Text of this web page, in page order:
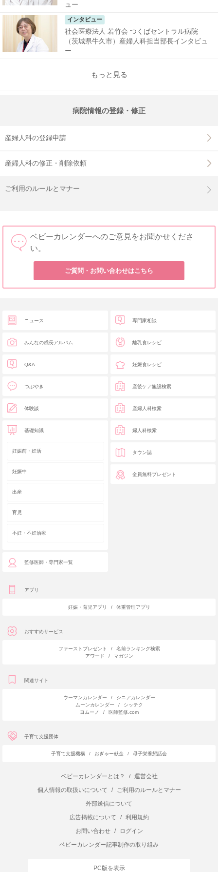
ュー
インタビュー
社会医療法人 若竹会 つくばセントラル病院
（茨城県牛久市）産婦人科担当部長インタビュ
ー
もっと見る
病院情報の登録・修正
産婦人科の登録申請
産婦人科の修正・削除依頼
ご利用のルールとマナー
ベビーカレンダーへのご意見をお聞かせくださ
い。
ご質問・お問い合わせはこちら
ニュース
みんなの成長アルバム
Q&A
つぶやき
体験談
基礎知識
妊娠前・妊活
妊娠中
出産
育児
不妊・不妊治療
監修医師・専門家一覧
専門家相談
離乳食レシピ
妊娠食レシピ
産後ケア施設検索
産婦人科検索
婦人科検索
タウン誌
全員無料プレゼント
アプリ
妊娠・育児アプリ / 体重管理アプリ
おすすめサービス
ファーストプレゼント /
名前ランキング検索
アワード
/ マガジン
関連サイト
ウーマンカレンダー /
シニアカレンダー
ムーンカレンダー
/
シッテク
ヨムーノ
/ 医師監修.com
子育て支援団体
子育て支援機構 / おぎゃー献金 / 母子栄養懇話会
ベビーカレンダーとは？ /
運営会社
個人情報の取扱いについて
/
ご利用のルールとマナー
外部送信について
広告掲載について
/
利用規約
お問い合わせ
/
ログイン
ベビーカレンダー記事制作の取り組み
PC版を表示